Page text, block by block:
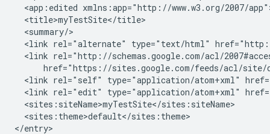
<app:edited xmlns:app="http://www.w3.org/2007/
  <title>
myTestSite</title>
  <summary/>
<link rel="alternate" type="text/html"
<link rel="http://schemas.google.com/acl/
      href="https://sites.google.com/feeds/acl/site/
<link rel="self" type="application/atom+xml"
<link rel="edit" type="application/atom+xml"
  <sites:siteName>
myTestSite</sites:siteName>
  <sites:theme>
default</sites:theme>
</entry>